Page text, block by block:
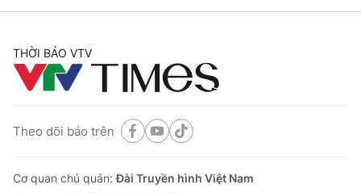
THỜI BÁO VTV
Theo dõi báo trên
Cơ quan chủ quản:Đài Truyền hình Việt Nam